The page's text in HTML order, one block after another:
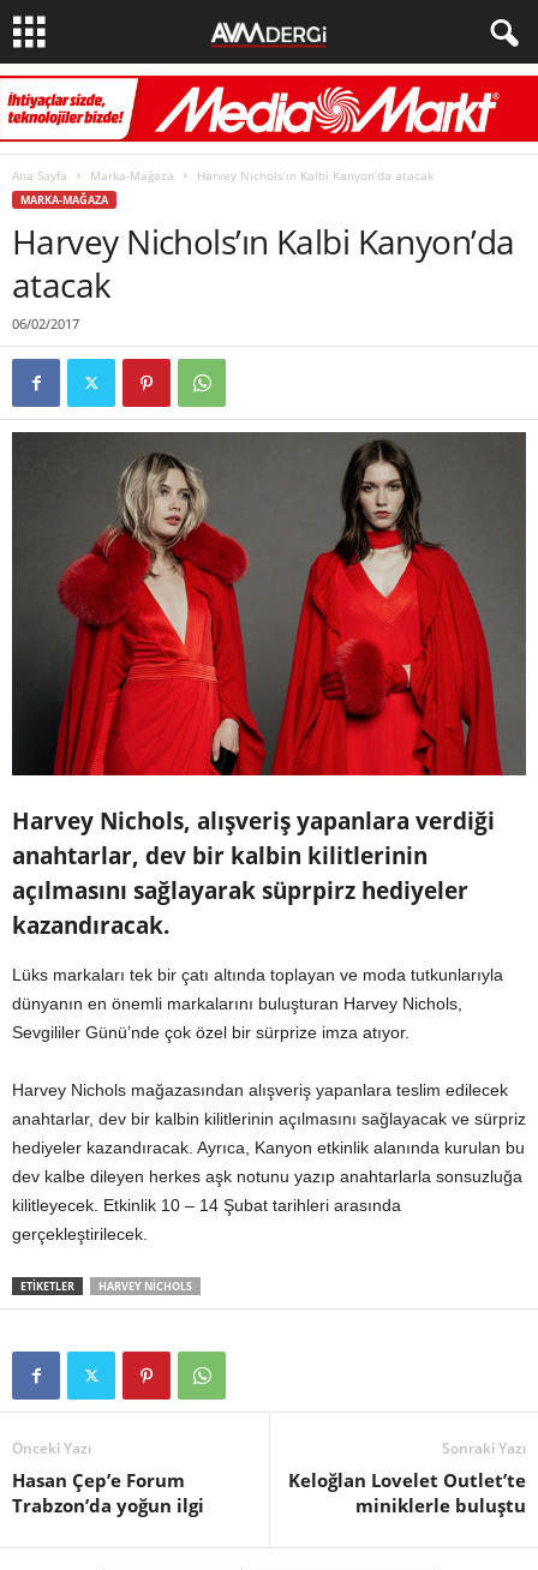
Ana Sayfa Marka-Mağaza Harvey Nichols’ın Kalbi Kanyon’da atacak
MARKA-MAĞAZA
Harvey Nichols’ın Kalbi Kanyon’da
atacak
06/02/2017
Harvey Nichols, alışveriş yapanlara verdiği
anahtarlar, dev bir kalbin kilitlerinin
açılmasını sağlayarak süprpirz hediyeler
kazandıracak.
Lüks markaları tek bir çatı altında toplayan ve moda tutkunlarıyla
dünyanın en önemli markalarını buluşturan Harvey Nichols,
Sevgililer Günü’nde çok özel bir sürprize imza atıyor.
Harvey Nichols mağazasından alışveriş yapanlara teslim edilecek
anahtarlar, dev bir kalbin kilitlerinin açılmasını sağlayacak ve sürpriz
hediyeler kazandıracak. Ayrıca, Kanyon etkinlik alanında kurulan bu
dev kalbe dileyen herkes aşk notunu yazıp anahtarlarla sonsuzluğa
kilitleyecek. Etkinlik 10 – 14 Şubat tarihleri arasında
gerçekleştirilecek.
ETİKETLER HARVEY NICHOLS
Önceki Yazı
Hasan Çep’e Forum
Trabzon’da yoğun ilgi
Sonraki Yazı
Keloğlan Lovelet Outlet’te
miniklerle buluştu